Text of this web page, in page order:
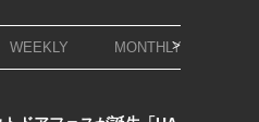
WEEKLY MONTHLY